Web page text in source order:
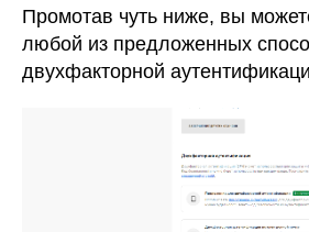
Промотав чуть ниже, вы
любой из предложенных
двухфакторной